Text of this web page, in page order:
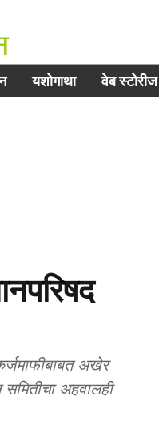
यशोगाथा वेब स्टोरीज
अखेर
अहवालही